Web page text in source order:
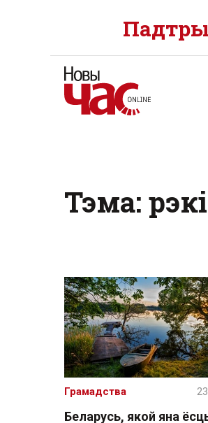
Тэма: рэкі
Беларусь, якой яна
Грамадства